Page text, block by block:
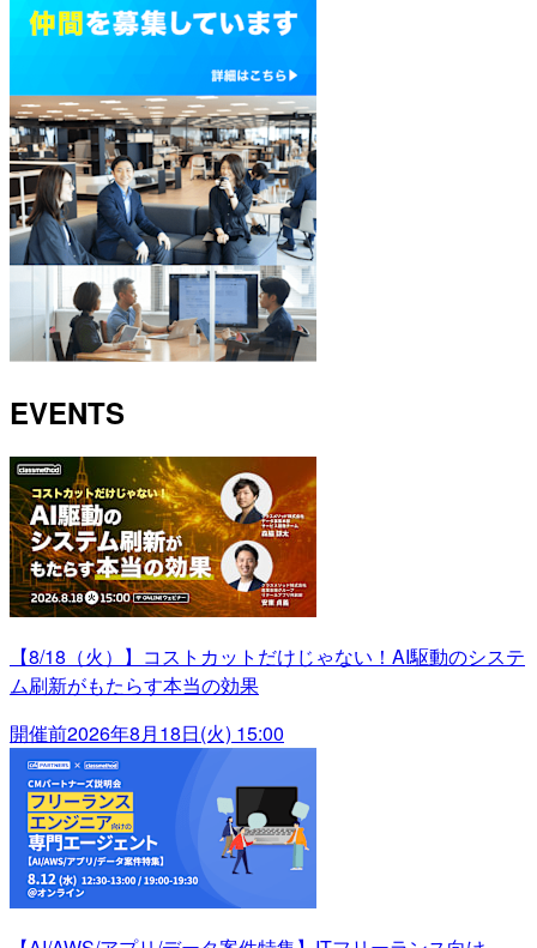
EVENTS
【8/18（火）】コストカットだけじゃない！AI駆動のシステ
ム刷新がもたらす本当の効果
開催前2026年8月18日(火) 15:00